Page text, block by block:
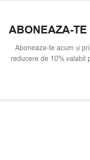
ABONEAZA-
Aboneaza-te acum și
reducere de 10% valabil